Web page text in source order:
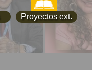
Proyectos ext.